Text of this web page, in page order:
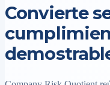
Convierte